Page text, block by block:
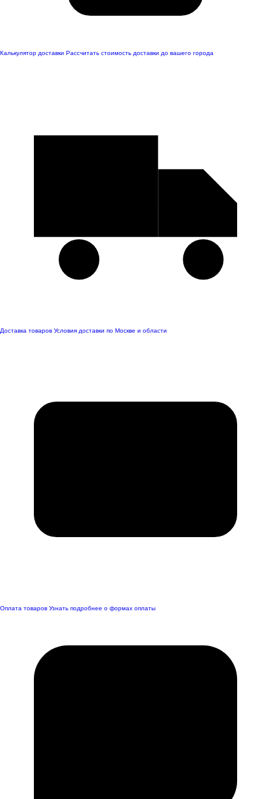
Калькулятор доставки Рассчитать стоимость доставки до вашего города
Доставка товаров Условия доставки по Москве и области
Оплата товаров Узнать подробнее о формах оплаты